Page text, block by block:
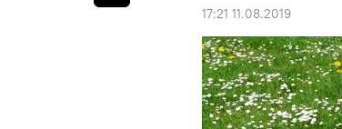
17:21 11.08.2019